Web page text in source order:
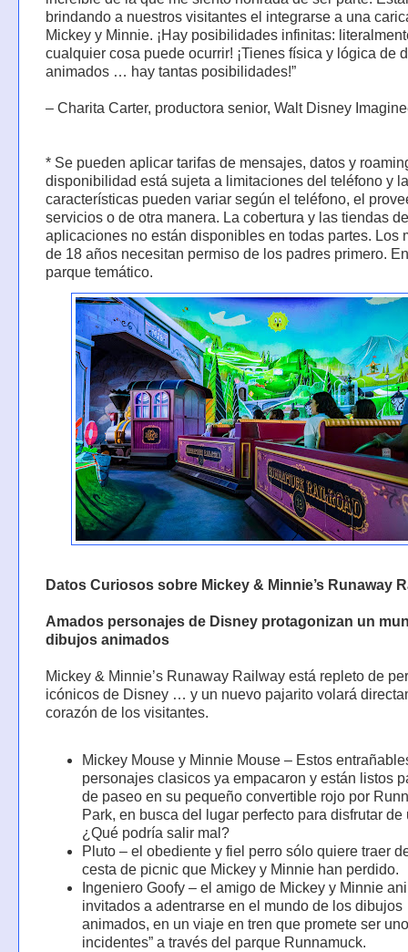
brindando a nuestros visitantes el integrarse a una
Mickey y Minnie. ¡Hay posibilidades infinitas:
cualquier cosa puede ocurrir! ¡Tienes física y lógica de
animados … hay tantas posibilidades!”
– Charita Carter, productora senior, Walt Disney
* Se pueden aplicar tarifas de mensajes, datos y
disponibilidad está sujeta a limitaciones del teléfono y
características pueden variar según el teléfono, el
servicios o de otra manera. La cobertura y las tiendas de
aplicaciones no están disponibles en todas partes. Los
de 18 años necesitan permiso de los padres primero.
parque temático.
Datos Curiosos sobre Mickey & Minnie’s Runaway
Amados personajes de Disney protagonizan un
dibujos animados
Mickey & Minnie’s Runaway Railway está repleto de
icónicos de Disney … y un nuevo pajarito volará
corazón de los visitantes.
Mickey Mouse y Minnie Mouse – Estos
personajes clasicos ya empacaron y están listos
de paseo en su pequeño convertible rojo por
Park, en busca del lugar perfecto para disfrutar de
¿Qué podría salir mal?
Pluto – el obediente y fiel perro sólo quiere traer
cesta de picnic que Mickey y Minnie han perdido.
Ingeniero Goofy – el amigo de Mickey y Minnie
invitados a adentrarse en el mundo de los dibujos
animados, en un viaje en tren que promete ser
incidentes” a través del parque Runnamuck.